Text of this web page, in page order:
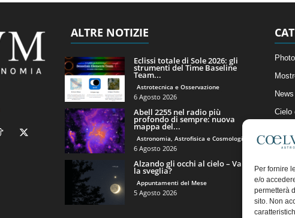
Per fornire
e/o
permetterà
sito. Non
ALTRE NOTIZIE
Eclissi totale di Sole 2026: gli
strumenti del Time Baseline
Team...
Astrotecnica e Osservazione
6 Agosto 2026
Abell 2255 nel radio più
profondo di sempre: nuova
mappa del...
Astronomia, Astrofisica e Cosmologia
6 Agosto 2026
Alzando gli occhi al cielo – Vale
la sveglia?
Appuntamenti del Mese
5 Agosto 2026
Cielo
Il